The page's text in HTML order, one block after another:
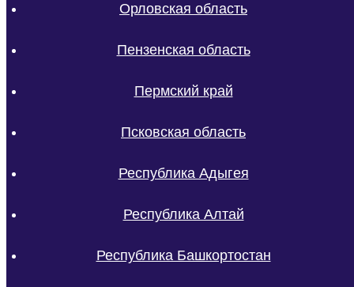
Орловская область
Пензенская область
Пермский край
Псковская область
Республика Адыгея
Республика Алтай
Республика Башкортостан